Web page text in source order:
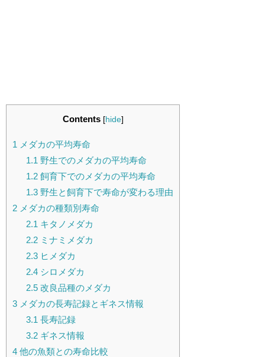
Contents [hide]
1 メダカの平均寿命
1.1 野生でのメダカの平均寿命
1.2飼育下でのメダカの平均寿命
1.3野生と飼育下で寿命が変わる理由
2 メダカの種類別寿命
2.1 キタノメダカ
2.2ミナミメダカ
2.3ヒメダカ
2.4シロメダカ
2.5改良品種のメダカ
3 メダカの長寿記録とギネス情報
3.1 長寿記録
3.2ギネス情報
4 他の魚類との寿命比較